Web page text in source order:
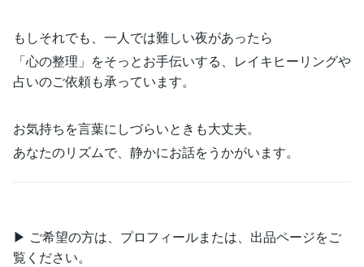
もしそれでも、一人では難しい夜があったら
「心の整理」をそっとお手伝いする、レイキヒーリングや
占いのご依頼も承っています。
お気持ちを言葉にしづらいときも大丈夫。
あなたのリズムで、静かにお話をうかがいます。
▶ ご希望の方は、プロフィールまたは、出品ページをご
覧ください。